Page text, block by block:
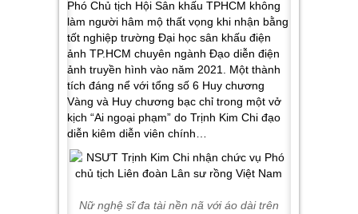
Phó Chủ tịch Hội Sân khấu TPHCM không
làm người hâm mộ thất vọng khi nhận bằng
tốt nghiệp trường Đại học sân khấu điện
ảnh TP.HCM chuyên ngành Đạo diễn điện
ảnh truyền hình vào năm 2021. Một thành
tích đáng nể với tổng số 6 Huy chương
Vàng và Huy chương bạc chỉ trong một vở
kịch “Ai ngoại phạm” do Trịnh Kim Chi đạo
diễn kiêm diễn viên chính…
Nữ nghệ sĩ đa tài nền nã với áo dài trên